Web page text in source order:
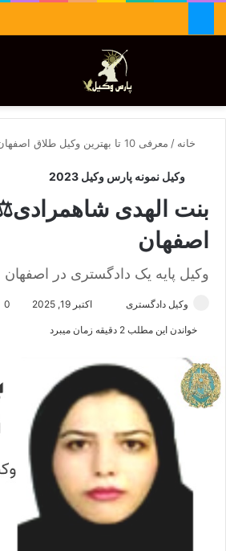
تغییر پوسته
خانه / معرفی 10 تا بهترین وکیل طلاق اصفهان🥇【آپدیت جدید】⚖️
وکیل نمونه پارس وکیل 2023
بنت الهدی
اصفهان
وکیل پایه یک دادگستری در اصفهان
وکیل دادگستری
ا
ا
ل
اکتبر 19, 2025 0
خواندن این مطلب 2 دقیقه زمان میبرد